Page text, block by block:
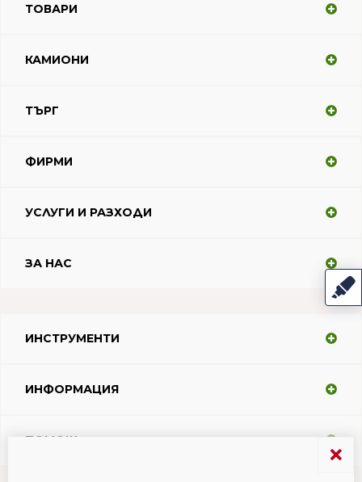
ТОВАРИ
КАМИОНИ
ТЪРГ
ФИРМИ
УСЛУГИ И РАЗХОДИ
ЗА НАС
ИНСТРУМЕНТИ
ИНФОРМАЦИЯ
ПОМОЩ